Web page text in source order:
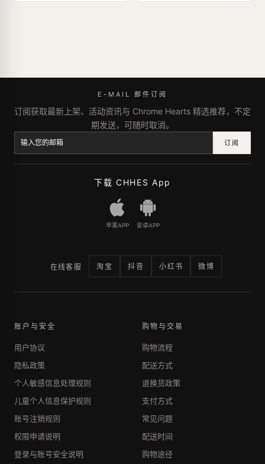
E-MAIL 邮件订阅
订阅获取最新上架、活动资讯与 Chrome Hearts 精选推荐，不定
期发送，可随时取消。
订阅
下载 CHHES App
苹果APP 安卓APP
在线客服 淘宝 抖音 小红书 微博
账户与安全
用户协议
隐私政策
个人敏感信息处理规则
儿童个人信息保护规则
账号注销规则
权限申请说明
登录与账号安全说明
购物与交易
购物流程
配送方式
退换货政策
支付方式
常见问题
配送时间
购物途径